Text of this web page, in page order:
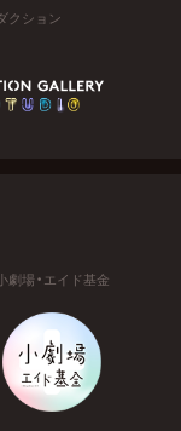
クション
劇場・エイド基金